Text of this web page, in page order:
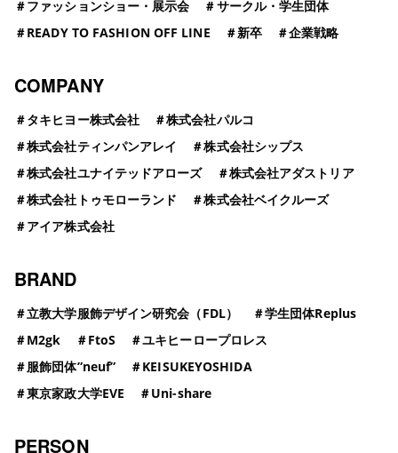
＃ファッションショー・展示会 ＃サークル・学生団体
＃READY TO FASHION OFF LINE ＃新卒 ＃企業戦略
COMPANY
＃タキヒヨー株式会社 ＃株式会社パルコ
＃株式会社ティンパンアレイ ＃株式会社シップス
＃株式会社ユナイテッドアローズ ＃株式会社アダストリア
＃株式会社トゥモローランド ＃株式会社ベイクルーズ
＃アイア株式会社
BRAND
＃立教大学服飾デザイン研究会（FDL） ＃学生団体Replus
＃M2gk ＃FtoS ＃ユキヒーロープロレス
＃服飾団体”neuf” ＃KEISUKEYOSHIDA
＃東京家政大学EVE ＃Uni-share
PERSON